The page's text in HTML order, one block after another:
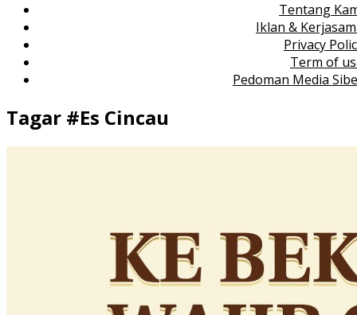
Tentang
Iklan &
Privacy
Term of
Pedoman Media
Tagar #Es Cincau